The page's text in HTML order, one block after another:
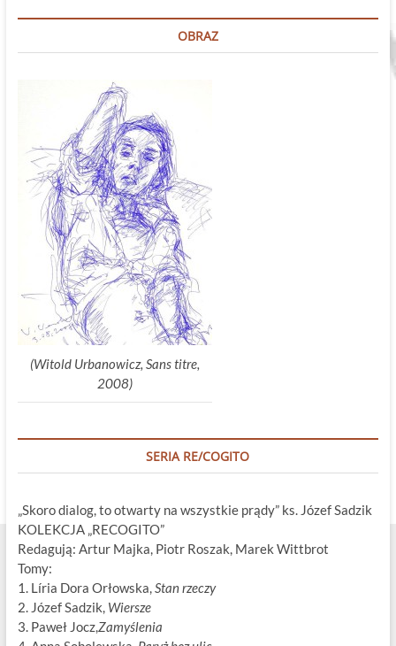
OBRAZ
(Witold Urbanowicz, Sans titre,
2008)
SERIA RE/COGITO
„Skoro dialog, to otwarty na wszystkie prądy” ks. Józef Sadzik
KOLEKCJA „RECOGITO”
Redagują: Artur Majka, Piotr Roszak, Marek Wittbrot
Tomy:
1. Líria Dora Orłowska,Stan rzeczy
2. Józef Sadzik, Wiersze
3. Paweł Jocz,Zamyślenia